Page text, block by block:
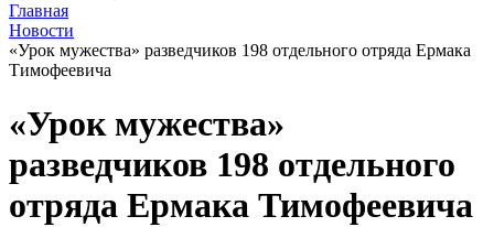
Главная
Новости
«Урок мужества» разведчиков 198 отдельного отряда Ермака
Тимофеевича
«Урок мужества»
разведчиков 198 отдельного
отряда Ермака Тимофеевича